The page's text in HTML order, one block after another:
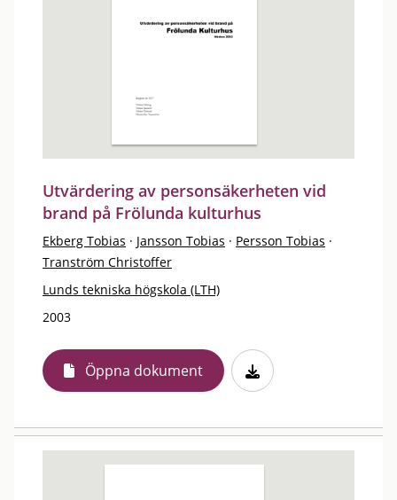
Utvärdering av personsäkerheten vid
brand på Frölunda kulturhus
Ekberg Tobias · Jansson Tobias · Persson Tobias ·
Tranström Christoffer
Lunds tekniska högskola (LTH)
2003
Öppna dokument